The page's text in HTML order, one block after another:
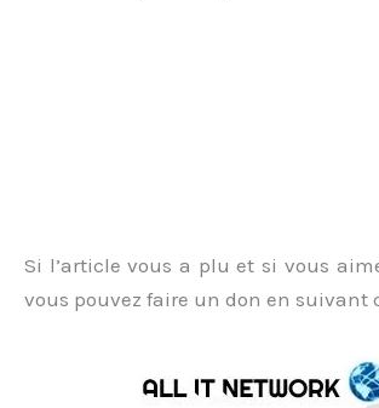
Si l’article vous a plu et si vous
vous pouvez faire un don en suivant